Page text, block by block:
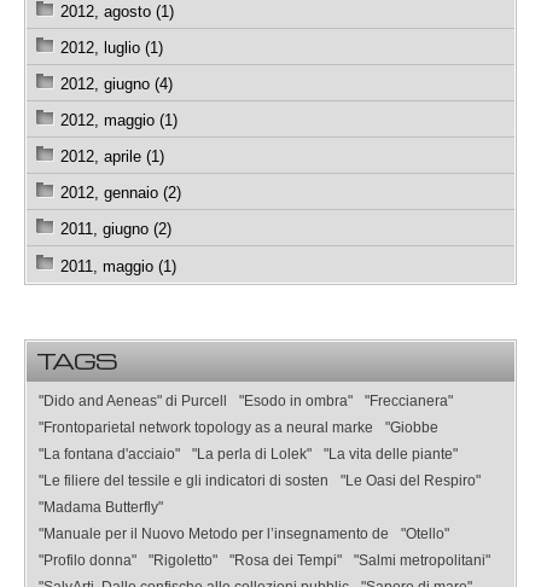
2012, agosto (1)
2012, luglio (1)
2012, giugno (4)
2012, maggio (1)
2012, aprile (1)
2012, gennaio (2)
2011, giugno (2)
2011, maggio (1)
TAGS
"Dido and Aeneas" di Purcell "Esodo in ombra"
"Freccianera"
"Frontoparietal network topology as a neural marke
"Giobbe
"La fontana d'acciaio"
"La perla di Lolek"
"La vita delle piante"
"Le filiere del tessile e gli indicatori di sosten
"Le Oasi del Respiro"
"Madama Butterfly"
"Manuale per il Nuovo Metodo per l’insegnamento de
"Otello"
"Profilo donna"
"Rigoletto" "Rosa dei Tempi"
"Salmi metropolitani"